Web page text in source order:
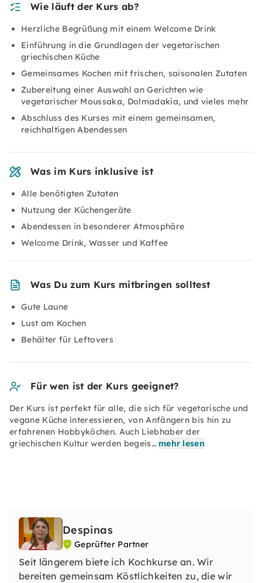
Wie läuft der Kurs ab?
Herzliche Begrüßung mit einem Welcome Drink
Einführung in die Grundlagen der vegetarischen
griechischen Küche
Gemeinsames Kochen mit frischen, saisonalen Zutaten
Zubereitung einer Auswahl an Gerichten wie
vegetarischer Moussaka, Dolmadakia, und vieles mehr
Abschluss des Kurses mit einem gemeinsamen,
reichhaltigen Abendessen
Was im Kurs inklusive ist
Alle benötigten Zutaten
Nutzung der Küchengeräte
Abendessen in besonderer Atmosphäre
Welcome Drink, Wasser und Kaffee
Was Du zum Kurs mitbringen solltest
Gute Laune
Lust am Kochen
Behälter für Leftovers
Für wen ist der Kurs geeignet?
Der Kurs ist perfekt für alle, die sich für vegetarische und
vegane Küche interessieren, von Anfängern bis hin zu
erfahrenen Hobbyköchen. Auch Liebhaber der
griechischen Kultur werden begeis… mehr lesen
Despinas
Geprüfter Partner
Seit längerem biete ich Kochkurse an. Wir
bereiten gemeinsam Köstlichkeiten zu, die wir